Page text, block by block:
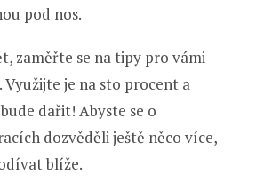
pod nos.
zaměřte se na tipy pro vámi
. Využijte je na sto procent a
dařit! Abyste se o
dozvěděli ještě něco více,
blíže.